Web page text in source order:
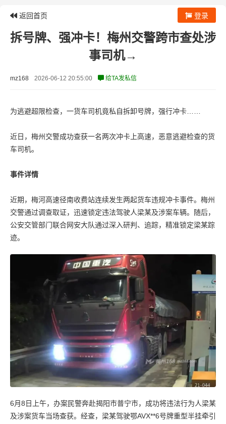
返回首页 登录
拆号牌、强冲卡！梅州交警跨市查处涉
事司机→
mz168 2026-06-12 20:55:00 给TA发私信
为逃避超限检查，一货车司机竟私自拆卸号牌，强行冲卡……
近日，梅州交警成功查获一名两次冲卡上高速，恶意逃避检查的货
车司机。
事件详情
近期，梅河高速径南收费站连续发生两起货车违规冲卡事件。梅州
交警通过调查取证，迅速锁定违法驾驶人梁某及涉案车辆。随后，
公安交管部门联合网安大队通过深入研判、追踪，精准锁定梁某踪
迹。
6月8日上午，办案民警奔赴揭阳市普宁市，成功将违法行为人梁某
及涉案货车当场查获。经查，梁某驾驶鄂AVX**6号牌重型半挂牵引